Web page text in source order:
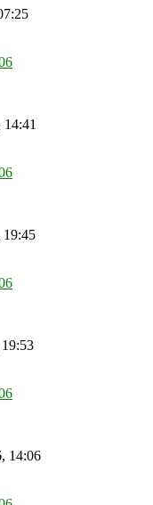
14:41
19:45
14:06